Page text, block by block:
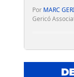
Por MARC
Gericó